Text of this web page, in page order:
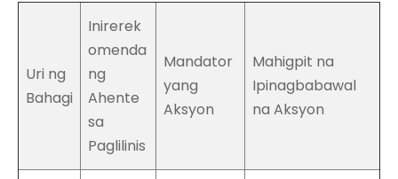
Uri ng
Bahagi
Inirerek
omenda
ng
Ahente
sa
Paglilinis
Mandator
yang
Aksyon
Mahigpit na
Ipinagbabawal
na Aksyon